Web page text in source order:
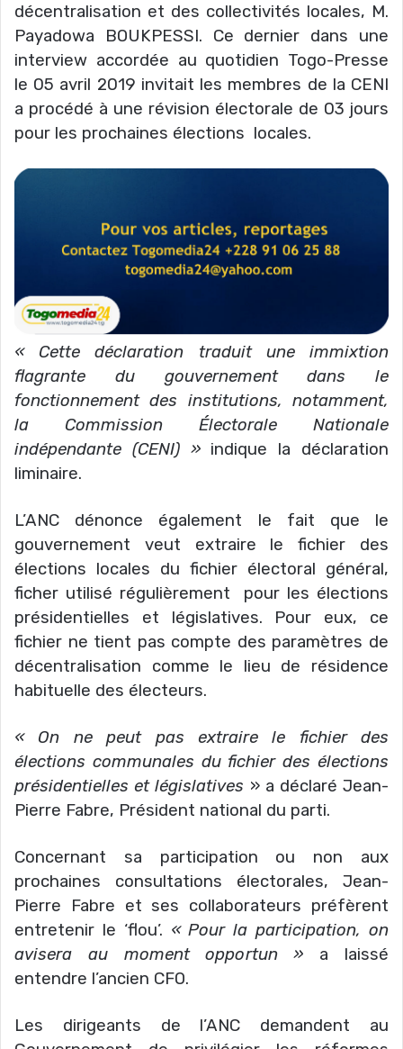
décentralisation et des collectivités locales, M.
Payadowa BOUKPESSI. Ce dernier dans une
interview accordée au quotidien Togo-Presse
le 05 avril 2019 invitait les membres de la CENI
a procédé à une révision électorale de 03 jours
pour les prochaines élections locales.
« Cette déclaration traduit une immixtion
flagrante du gouvernement dans le
fonctionnement des institutions, notamment,
la Commission Électorale Nationale
indépendante (CENI) »indique la déclaration
liminaire.
L’ANC dénonce également le fait que le
gouvernement veut extraire le fichier des
élections locales du fichier électoral général,
ficher utilisé régulièrement pour les élections
présidentielles et législatives. Pour eux, ce
fichier ne tient pas compte des paramètres de
décentralisation comme le lieu de résidence
habituelle des électeurs.
« On ne peut pas extraire le fichier des
élections communales du fichier des élections
présidentielles et législatives » a déclaré Jean-
Pierre Fabre, Président national du parti.
Concernant sa participation ou non aux
prochaines consultations électorales, Jean-
Pierre Fabre et ses collaborateurs préfèrent
entretenir le ‘flou’. « Pour la participation, on
avisera au moment opportun » a laissé
entendre l’ancien CFO.
Les dirigeants de l’ANC demandent au